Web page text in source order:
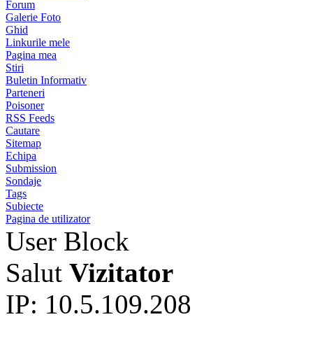
Forum
Galerie Foto
Ghid
Linkurile mele
Pagina mea
Stiri
Buletin Informativ
Parteneri
Poisoner
RSS Feeds
Cautare
Sitemap
Echipa
Submission
Sondaje
Tags
Subiecte
Pagina de utilizator
User Block
Salut Vizitator
IP: 10.5.109.208